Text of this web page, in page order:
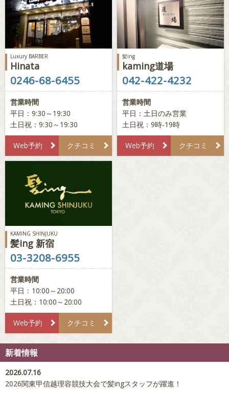
Luxury BARBER
Hinata
0246-68-6455
営業時間
平日：9:30～19:30
土日祝：9:30～19:30
Web予約 クチコミ
髪ing
kaming道場
042-422-4232
営業時間
平日：土日のみ営業
土日祝：9時-19時
Web予約 クチコミ
KAMING SHINJUKU
髪ing 新宿
03-3208-6955
営業時間
平日：10:00～20:00
土日祝：10:00～20:00
Web予約 クチコミ
新着情報
2026.07.16
2026関東甲信越理容競技大会で髪ingスタッフが躍進！